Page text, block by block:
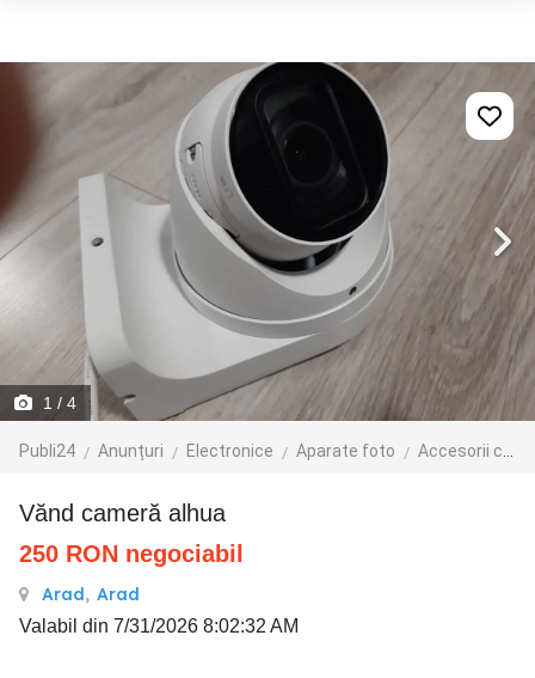
1 / 4
Publi24 Anunțuri Electronice Aparate foto Accesorii camere foto
vănd cameră alhua
250 RON negociabil
Arad, Arad
Valabil din 7/31/2026 8:02:32 AM